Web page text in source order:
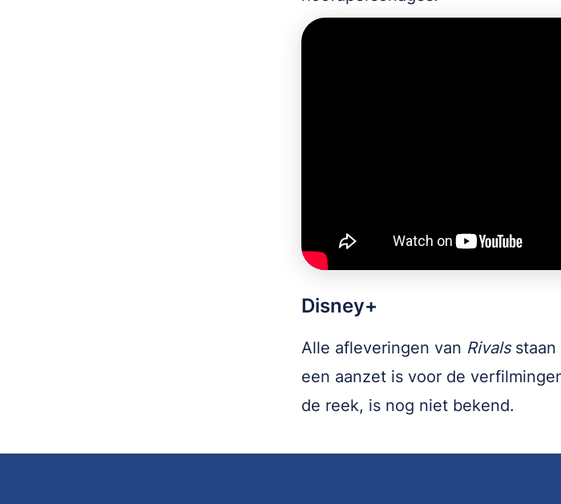
Disney+
Alle afleveringen van Rivals
een aanzet is voor de
de reek, is nog niet bekend.